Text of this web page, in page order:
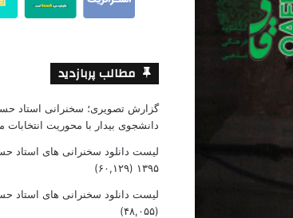
مطالب پربازدید
گزارش تصویری؛ سخنرانی استاد
دانشجوی بیدار با محوریت
۱۳۹۵ (۶۰,۱۲۹)
لیست دانلود سخنرانی های استاد
(۴۸,۰۵۵)